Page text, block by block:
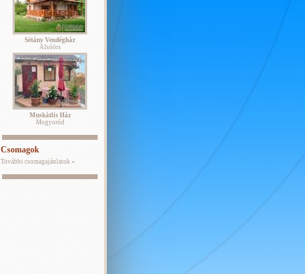
Sétány Vendégház
Alsóörs
Muskátlis Ház
Mogyoród
Csomagok
További csomagajánlatok »